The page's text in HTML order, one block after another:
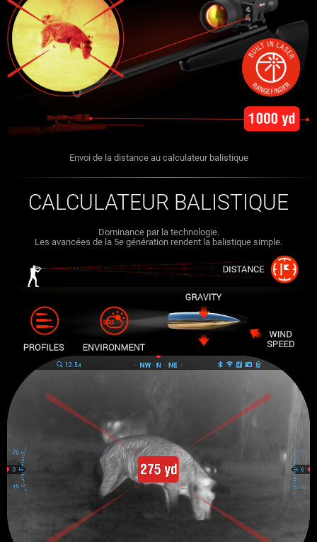
Envoi de la distance au calculateur balistique
CALCULATEUR BALISTIQUE
Dominance par la technologie.
Les avancées de la 5e génération rendent la balistique simple.